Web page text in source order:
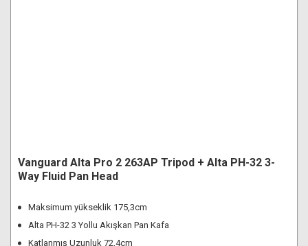
Vanguard Alta Pro 2 263AP Tripod + Alta PH-32 3-
Way Fluid Pan Head
Maksimum yükseklik 175,3cm
Alta PH-32 3 Yollu Akışkan Pan Kafa
Katlanmış Uzunluk 72,4cm